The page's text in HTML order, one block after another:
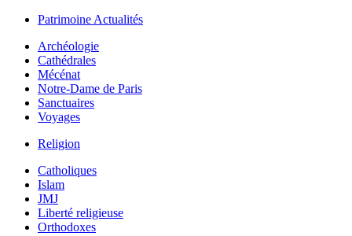
Patrimoine Actualités
Archéologie
Cathédrales
Mécénat
Notre-Dame de Paris
Sanctuaires
Voyages
Religion
Catholiques
Islam
JMJ
Liberté religieuse
Orthodoxes